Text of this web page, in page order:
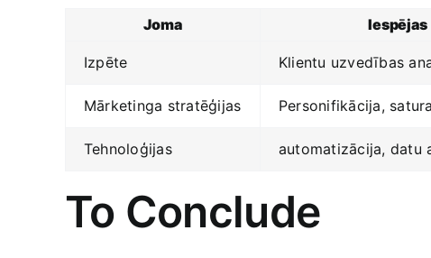
Joma Iespējas
Izpēte Klientu uzvedības
Mārketinga stratēģijas Personifikācija,
Tehnoloģijas automatizācija, datu
To Conclude